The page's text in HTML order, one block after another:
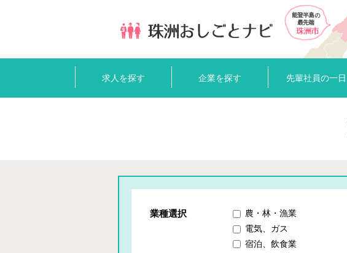
求人を探す 企業を探す 先輩社員の一日
業種選択 農・林・漁業
電気、ガス
宿泊、飲食業